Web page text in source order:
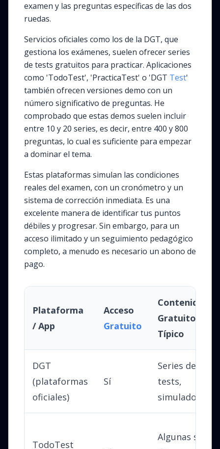
examen y las preguntas específicas de las dos
ruedas.
Servicios oficiales como los de la DGT, que
gestiona los exámenes, suelen ofrecer series
de tests gratuitos para practicar. Aplicaciones
como 'TodoTest', 'PracticaTest' o 'DGT Test'
también ofrecen versiones demo con un
número significativo de preguntas. He
comprobado que estas demos suelen incluir
entre 10 y 20 series, es decir, entre 400 y 800
preguntas, lo cual es suficiente para empezar
a dominar el tema.
Estas plataformas simulan las condiciones
reales del examen, con un cronómetro y un
sistema de corrección inmediata. Es una
excelente manera de identificar tus puntos
débiles y progresar. Sin embargo, para un
acceso ilimitado y un seguimiento pedagógico
completo, a menudo es necesario un abono de
pago.
Plataforma
/ App
Acceso
Gratuito
Contenido
Gratuito
Típico
DGT
(plataformas
oficiales)
Sí
Series de
tests,
simuladores
TodoTest
Algunas series